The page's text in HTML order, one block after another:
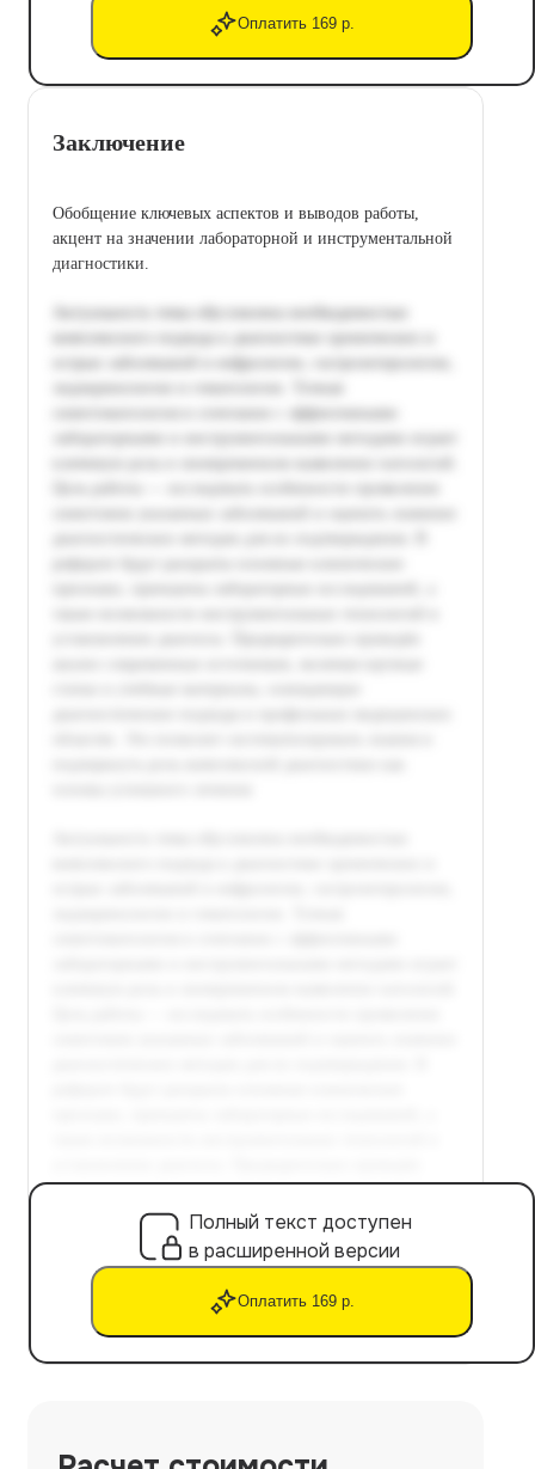
Оплатить 169 р.
Заключение
Обобщение ключевых аспектов и выводов работы,
акцент на значении лабораторной и инструментальной
диагностики.
Полный текст доступен
в расширенной версии
Оплатить 169 р.